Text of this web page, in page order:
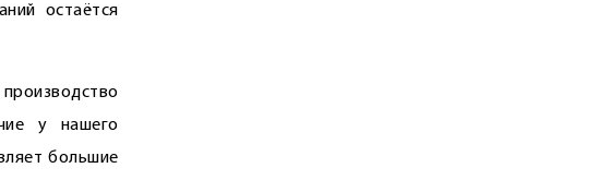
остаётся
у нашего
большие